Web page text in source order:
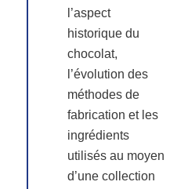
l’aspect
historique du
chocolat,
l’évolution des
méthodes de
fabrication et les
ingrédients
utilisés au moyen
d’une collection